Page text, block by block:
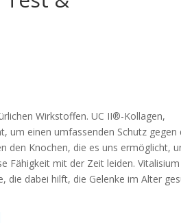
Wirkstoffen. UC II®-Kollagen,
um einen umfassenden Schutz gegen
den Knochen, die es uns ermöglicht,
Fähigkeit mit der Zeit leiden. Vitalisium
dabei hilft, die Gelenke im Alter